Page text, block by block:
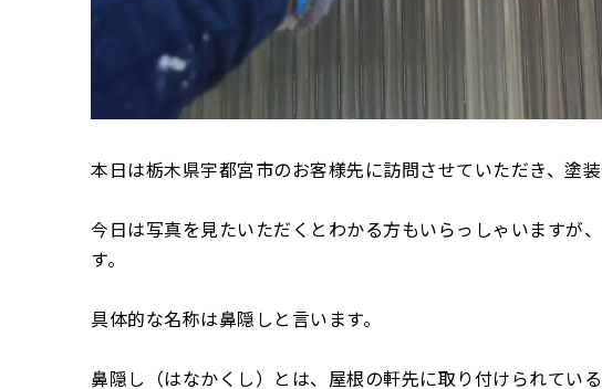
本日は栃木県宇都宮市のお客様先に訪問させていただき、塗装
今日は写真を見たいただくとわかる方もいらっしゃいますが
す。
具体的な名称は鼻隠しと言います。
鼻隠し（はなかくし）とは、屋根の軒先に取り付けられてい